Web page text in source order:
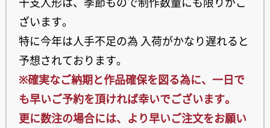
ざいます。
特に今年は人手不足の為 入荷がかなり遅れると
予想されております。
※確実なご納期と作品確保を図る為に、一日で
も早いご予約を頂ければ幸いでございます。
更に数注の場合には、より早いご注文をお願い